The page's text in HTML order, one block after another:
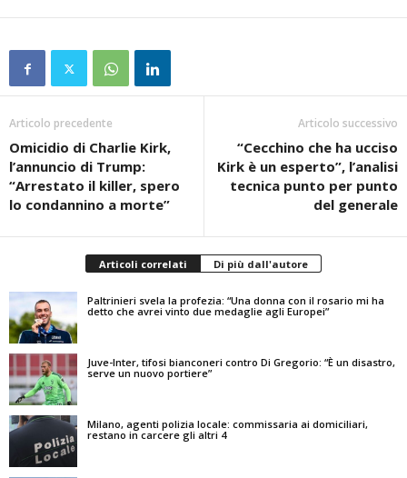
Articolo precedente
Omicidio di Charlie Kirk,
l’annuncio di Trump:
“Arrestato il killer, spero
lo condannino a morte”
Articolo successivo
“Cecchino che ha ucciso
Kirk è un esperto”, l’analisi
tecnica punto per punto
del generale
Articoli correlati Di più dall'autore
Paltrinieri svela la profezia: “Una donna con il rosario mi ha
detto che avrei vinto due medaglie agli Europei”
Juve-Inter, tifosi bianconeri contro Di Gregorio: “È un disastro,
serve un nuovo portiere”
Milano, agenti polizia locale: commissaria ai domiciliari,
restano in carcere gli altri 4